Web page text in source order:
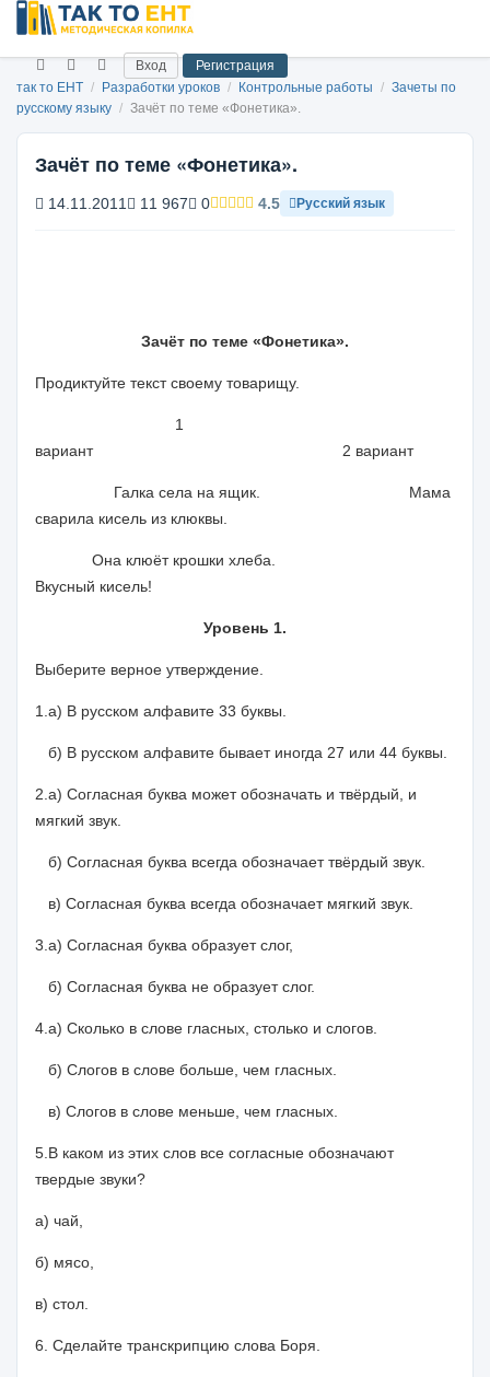
Вход
Регистрация
так то ЕНТ / Разработки уроков / Контрольные работы / Зачеты по
русскому языку / Зачёт по теме «Фонетика».
Зачёт по теме «Фонетика».
14.11.2011 11 967 0 4.5 Русский язык
Зачёт по теме «Фонетика».
Продиктуйте текст своему товарищу.
1
вариант
2 вариант
Галка села на ящик.
Мама
сварила кисель из клюквы.
Она клюёт крошки хлеба.
Вкусный кисель!
Уровень 1.
Выберите верное утверждение.
1.а) В русском алфавите 33 буквы.
б) В русском алфавите бывает иногда 27 или 44 буквы.
2.а) Согласная буква может обозначать и твёрдый, и
мягкий звук.
б) Согласная буква всегда обозначает твёрдый звук.
в) Согласная буква всегда обозначает мягкий звук.
3.а) Согласная буква образует слог,
б) Согласная буква не образует слог.
4.а) Сколько в слове гласных, столько и слогов.
б) Слогов в слове больше, чем гласных.
в) Слогов в слове меньше, чем гласных.
5.В каком из этих слов все согласные обозначают
твердые звуки?
а) чай,
б) мясо,
в) стол.
6. Сделайте транскрипцию слова Боря.